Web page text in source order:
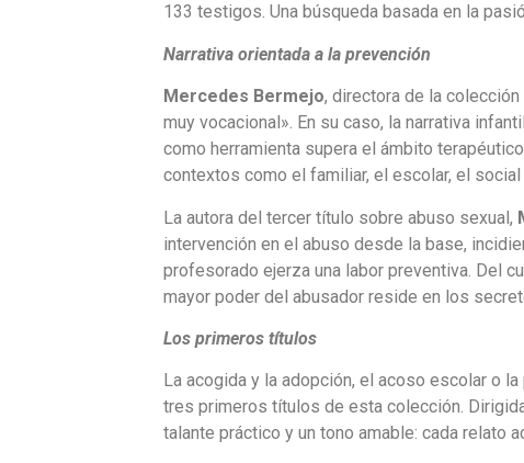
133 testigos. Una búsqueda basada en la
Narrativa orientada a la prevención
Mercedes Bermejo, directora de la
muy vocacional». En su caso, la narrativa
como herramienta supera el ámbito
contextos como el familiar, el escolar, el
La autora del tercer título sobre abuso sexual,
intervención en el abuso desde la base,
profesorado ejerza una labor preventiva. Del
mayor poder del abusador reside en los
Los primeros títulos
La acogida y la adopción, el acoso escolar o
tres primeros títulos de esta colección.
talante práctico y un tono amable: cada relato